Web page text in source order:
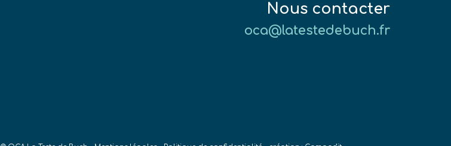
Nous contacter
oca@latestedebuch.fr